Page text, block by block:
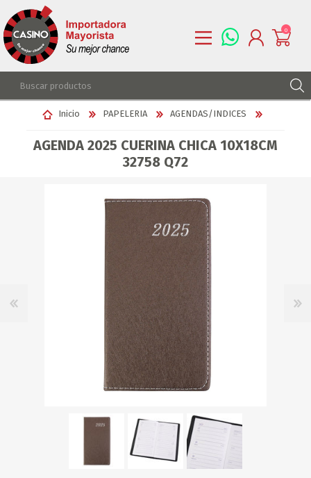
REGISTRARSE
LISTA DE DESEOS
0
Inicio PAPELERIA AGENDAS/INDICES
AGENDA 2025 CUERINA CHICA 10X18CM
32758 Q72